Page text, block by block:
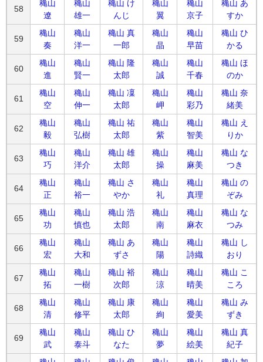
58
穐山
遼
穐山
雄一
穐山 け
んじ
穐山
翼
穐山
京子
穐山 あ
すか
59
穐山
奏
穐山
洋一
穐山 真
一郎
穐山
晶
穐山
早苗
穐山 ひ
かる
60
穐山
進
穐山
賢一
穐山 隆
太郎
穐山
誠
穐山
千春
穐山 ほ
のか
61
穐山
空
穐山
伸一
穐山 凜
太郎
穐山
岬
穐山
彩乃
穐山 奈
緒美
62
穐山
毅
穐山
弘樹
穐山 祐
太郎
穐山
紫
穐山
智美
穐山 え
りか
63
穐山
巧
穐山
洋介
穐山 雄
太郎
穐山
操
穐山
麻美
穐山 な
つき
64
穐山
正
穐山
裕一
穐山 さ
やか
穐山
礼
穐山
真理
穐山 の
ぞみ
65
穐山
功
穐山
慎也
穐山 浩
太郎
穐山
南
穐山
麻衣
穐山 な
つみ
66
穐山
宏
穐山
大和
穐山 あ
ずさ
穐山
陽
穐山
詩織
穐山 し
おり
67
穐山
拓
穐山
一樹
穐山 裕
次郎
穐山
涼
穐山
晴美
穐山 こ
ころ
68
穐山
清
穐山
修平
穐山 康
太郎
穐山
絢
穐山
愛美
穐山 み
ずき
69
穐山
武
穐山
泰斗
穐山 ひ
なた
穐山
夢
穐山
絵美
穐山 真
紀子